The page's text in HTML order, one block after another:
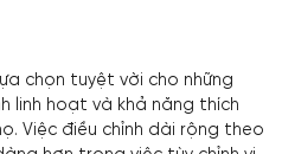
chọn tuyệt vời cho những
linh hoạt và khả năng thích
Việc điều chỉnh dài rộng theo